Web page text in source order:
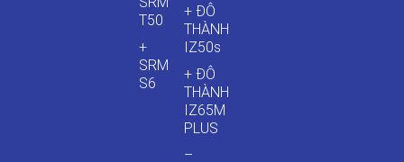
T50
+
SRM
S6
+ ĐÔ
THÀNH
IZ50s
+ ĐÔ
THÀNH
IZ65M
PLUS
–